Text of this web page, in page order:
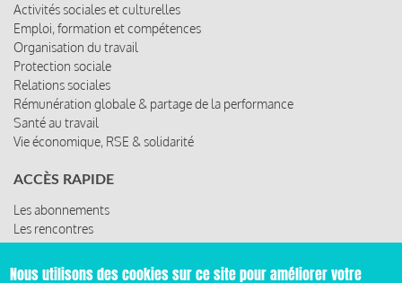
Activités sociales et culturelles
Emploi, formation et compétences
Organisation du travail
Protection sociale
Relations sociales
Rémunération globale & partage de la performance
Santé au travail
Vie économique, RSE & solidarité
ACCÈS RAPIDE
Les abonnements
Les rencontres
Les ressources
Nous utilisons des cookies sur ce site pour améliorer votre